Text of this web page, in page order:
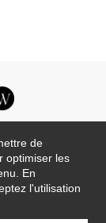
de
optimiser les
En
l'utilisation